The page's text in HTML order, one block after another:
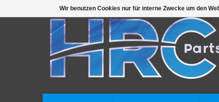
Wir benutzen Cookies nur für interne Zwecke um den